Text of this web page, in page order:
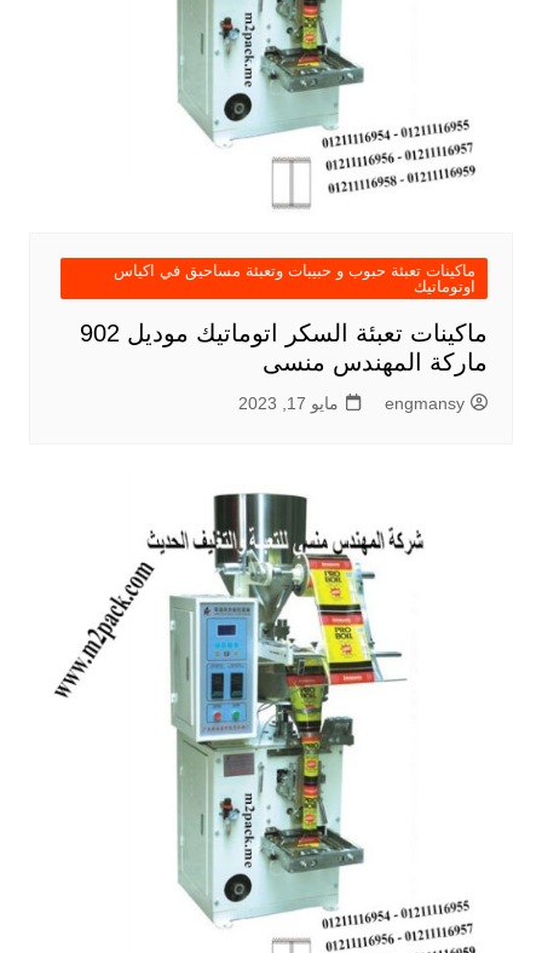
ماكينات تعبئة حبوب و حبيبات وتعبئة مساحيق في اكياس
اوتوماتيك
ماكينات تعبئة السكر اتوماتيك موديل 902
ماركة المهندس منسى
engmansy مايو 17, 2023